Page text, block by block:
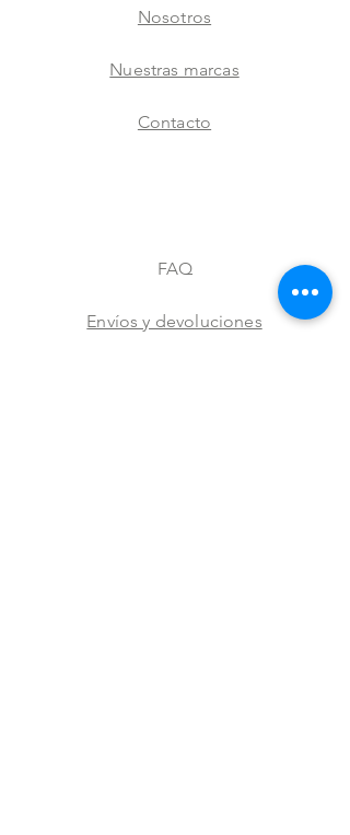
Nosotros
Nuestras marcas
Contacto
FAQ
Envíos y devoluciones